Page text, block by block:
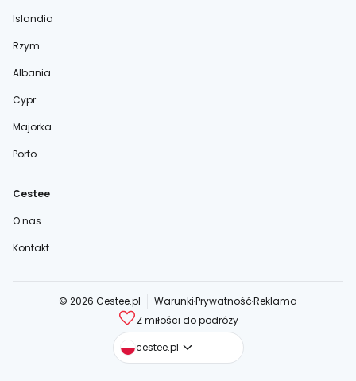
Islandia
Rzym
Albania
Cypr
Majorka
Porto
Cestee
O nas
Kontakt
© 2026 Cestee.pl WarunkiPrywatnośćReklama
Z miłości do podróży
cestee.pl
cestee.com
cestee.sk